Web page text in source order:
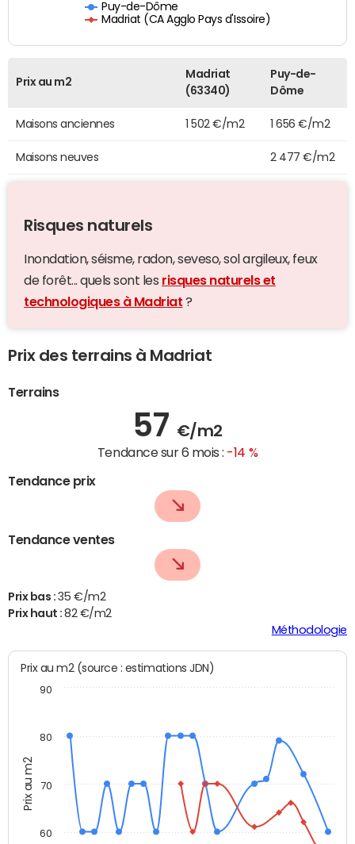
Puy-de-Dôme
Madriat (CA Agglo Pays d'Issoire)
Prix au m2
Madriat
(63340)
Puy-de-
Dôme
Maisons anciennes 1 502 €/m2 1 656 €/m2
Maisons neuves 2 477 €/m2
Risques naturels
Inondation, séisme, radon, seveso, sol argileux, feux
de forêt... quels sont les risques naturels et
technologiques à Madriat ?
Prix des terrains à Madriat
Terrains
57 €/m2
Tendance sur 6 mois : -14 %
Tendance prix
Tendance ventes
Prix bas : 35 €/m2
Prix haut :82 €/m2
Méthodologie
Prix au m2
Prix au m2 (source : estimations JDN)
60
70
80
90